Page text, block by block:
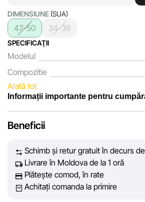
DIMENSIUNE (SUA)
47-50 34-38
SPECIFICAŢII
Modelul
Compozitie
Arată tot
Informații importante pentru
încrederea clienților noștri. În fiecare zi
prezentate pe site să fie cât mai
actuale. Scopul nostru este să vă
veridice, pentru ca dvs. să puteți lua
de cumpărare.
Beneficii
Schimb și retur gratuit în decurs
Livrare în Moldova de la 1 oră
Plătește comod, în rate
Achitați comanda la primire